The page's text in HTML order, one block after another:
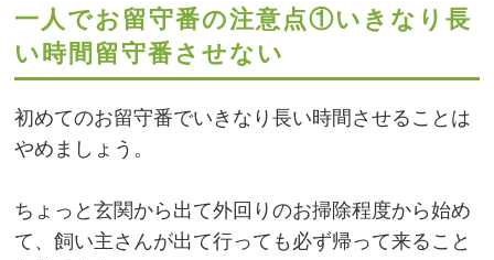
一人でお留守番の注意点①いきなり長
い時間留守番させない
初めてのお留守番でいきなり長い時間させることは
やめましょう。
ちょっと玄関から出て外回りのお掃除程度から始め
て、飼い主さんが出て行っても必ず帰って来ること